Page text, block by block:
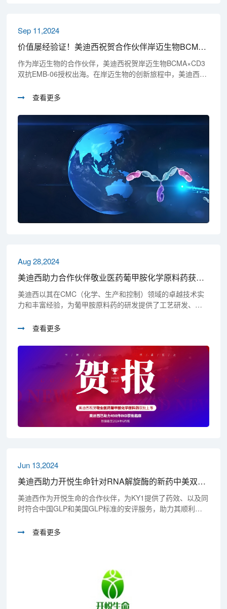
Sep 11,2024
价值屡经验证！美迪西祝贺合作伙伴岸迈生物BCMA×CD3双抗EMB-06授权出海
作为岸迈生物的合作伙伴，美迪西祝贺岸迈生物BCMA×CD3
双抗EMB-06授权出海。在岸迈生物的创新旅程中，美迪西凭
07注射液（目前正处于Ⅰ期临床试验阶段）项目提供了药代
坚实保障。
查看更多
Aug 28,2024
美迪西助力合作伙伴敬业医药葡甲胺化学原料药获批上市
美迪西以其在CMC（化学、生产和控制）领域的卓越技术实
力和丰富经验，为葡甲胺原料药的研发提供了工艺研发、质
础。 查看更多
Jun 13,2024
美迪西助力开悦生命针对RNA解旋酶的新药中美双报获批
美迪西作为开悦生命的合作伙伴，为KY1提供了药效、以及同
时符合中国GLP和美国GLP标准的安评服务，助力其顺利实
查看更多